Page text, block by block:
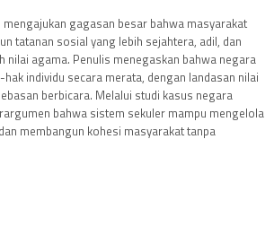
gagasan besar bahwa masyarakat
tatanan sosial yang lebih sejahtera, adil, dan
agama. Penulis menegaskan bahwa negara
individu secara merata, dengan landasan nilai
berbicara. Melalui studi kasus negara
bahwa sistem sekuler mampu mengelola
membangun kohesi masyarakat tanpa